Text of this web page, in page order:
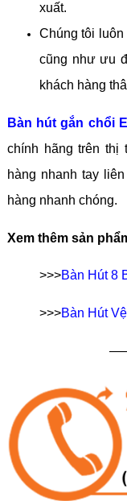
xuất.
Chúng tôi luôn
cũng như ưu
khách hàng
Bàn hút gắn chổi
chính hãng trên thị
hàng nhanh tay
hàng nhanh chóng.
Xem thêm sản
>>>Bàn Hút 8
>>>Bàn Hút